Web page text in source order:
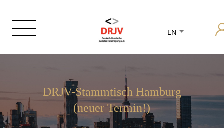
EN
DRJV-Stammtisch Hamburg
(neuer Termin!)